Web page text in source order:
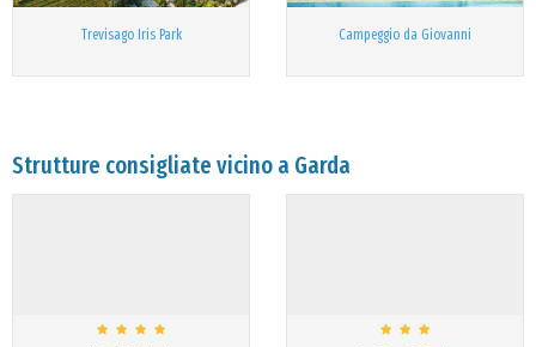
Trevisago Iris Park Campeggio da Giovanni
Strutture consigliate vicino a Garda